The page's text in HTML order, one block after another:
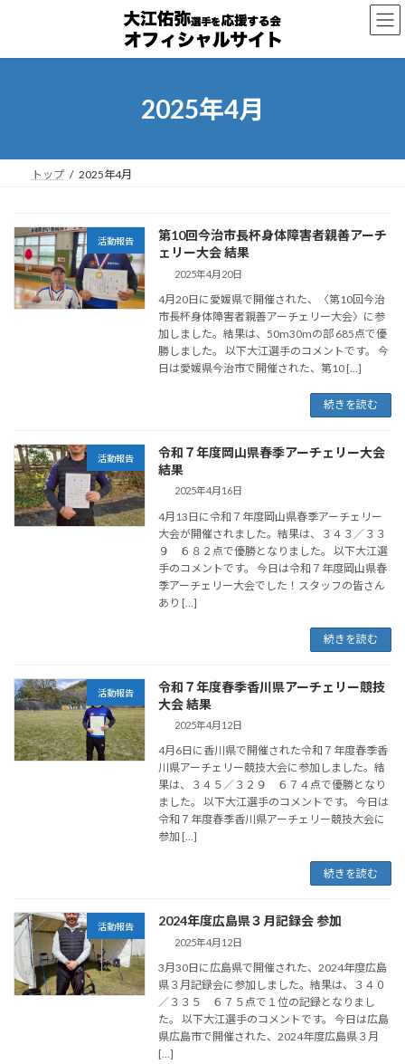
ン
ー
2025年4月
トップ 2025年4月
活動報告
第10回今治市長杯身体障害者親善アーチ
ェリー大会 結果
2025年4月20日
4月20日に愛媛県で開催された、〈第10回今治
市長杯身体障害者親善アーチェリー大会〉に参
加しました。結果は、50m30mの部 685点で優
勝しました。 以下大江選手のコメントです。 今
日は愛媛県今治市で開催された、第10 […]
続きを読む
活動報告
令和７年度岡山県春季アーチェリー大会
結果
2025年4月16日
4月13日に令和７年度岡山県春季アーチェリー
大会が開催されました。結果は、３４３／３３
９ ６８２点で優勝となりました。 以下大江選
手のコメントです。 今日は令和７年度岡山県春
季アーチェリー大会でした！スタッフの皆さん
あり […]
続きを読む
活動報告
令和７年度春季香川県アーチェリー競技
大会 結果
2025年4月12日
4月6日に香川県で開催された令和７年度春季香
川県アーチェリー競技大会に参加しました。結
果は、３４５／３２９ ６７４点で優勝となり
ました。 以下大江選手のコメントです。 今日は
令和７年度春季香川県アーチェリー競技大会に
参加 […]
続きを読む
活動報告 2024年度広島県３月記録会 参加
2025年4月12日
3月30日に広島県で開催された、2024年度広島
県３月記録会に参加しました。結果は、３４０
／３３５ ６７５点で１位の記録となりまし
た。 以下大江選手のコメントです。 今日は広島
県広島市で開催された、2024年度広島県３月
[…]